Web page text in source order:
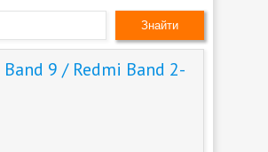
Знайти
9 / Redmi Band 2-